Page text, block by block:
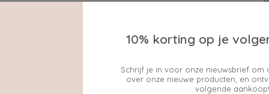
Geen producten
10% korting op je
Schrijf je in voor onze nieuwsbrief om
over onze nieuwe producten, en
volgende